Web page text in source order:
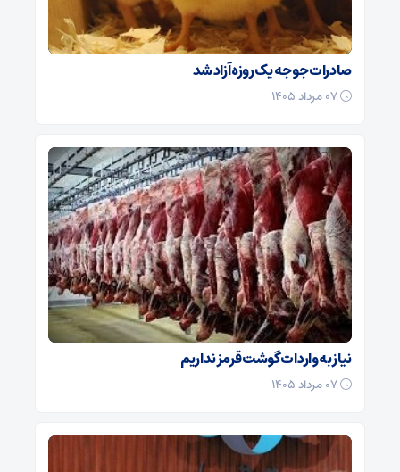
صادرات جوجه یک روزه آزاد شد
نیاز به واردات گوشت قرمز نداریم